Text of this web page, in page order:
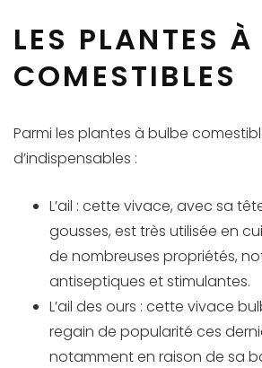
LES PLANTES À
COMESTIBLES
Parmi les plantes à bulbe
d’indispensables :
L’ail : cette vivace, avec sa
gousses, est très utilisée en
de nombreuses propriétés,
antiseptiques et stimulantes.
L’ail des ours : cette vivace
regain de popularité ces
notamment en raison de sa